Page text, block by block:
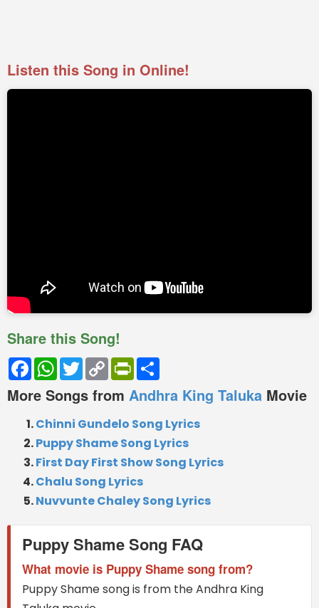
Listen this Song in Online!
Share this Song!
FacebookWhatsApp
TwitterCopy
Link
PrintFriendly
More Songs from Andhra King Taluka Movie
Chinni Gundelo Song Lyrics
Puppy Shame Song Lyrics
First Day First Show Song Lyrics
Chalu Song Lyrics
Nuvvunte Chaley Song Lyrics
Puppy Shame Song FAQ
What movie is Puppy Shame song from?
Puppy Shame song is from the Andhra King